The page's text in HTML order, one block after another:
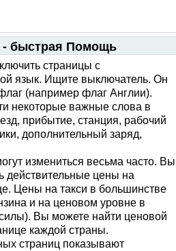
- быстрая Помощь
страницы с
язык. Ищите выключатель. Он
(например флаг Англии).
некоторые важные слова в
прибытие, станция, рабочий
дополнительный заряд,
измениться весьма часто. Вы
действительные цены на
Цены на такси в большинстве
и на ценовом уровне в
Вы можете найти ценовой
каждой страны.
страниц показывают